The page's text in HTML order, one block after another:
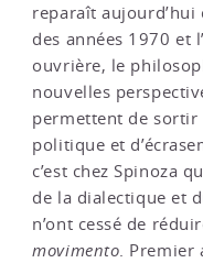
reparaît aujourd’hui
des années 1970 et
ouvrière, le
nouvelles
permettent de sortir
politique et
c’est chez Spinoza
de la dialectique et
n’ont cessé de
movimento. Premier